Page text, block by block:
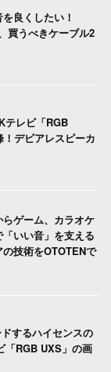
良くしたい！
買うべきケーブル2
テレビ「RGB
デビアレスピーカ
ゲーム、カラオケ
いい音」を支える
技術をOTOTENで
するハイセンスの
「RGB UXS」の画